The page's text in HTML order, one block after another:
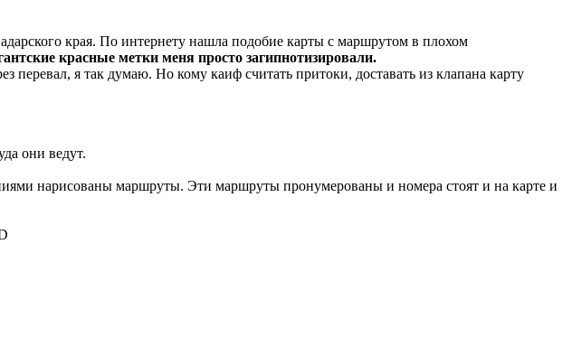
края. По интернету нашла подобие карты с маршрутом в плохом
красные метки меня просто загипнотизировали.
я так думаю. Но кому каиф считать притоки, доставать из клапана карту
они ведут.
нарисованы маршруты. Эти маршруты пронумерованы и номера стоят и на карте и